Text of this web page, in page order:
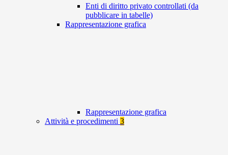
Enti di diritto privato controllati (da
pubblicare in tabelle)
Rappresentazione grafica
Rappresentazione grafica
Attività e procedimenti 3